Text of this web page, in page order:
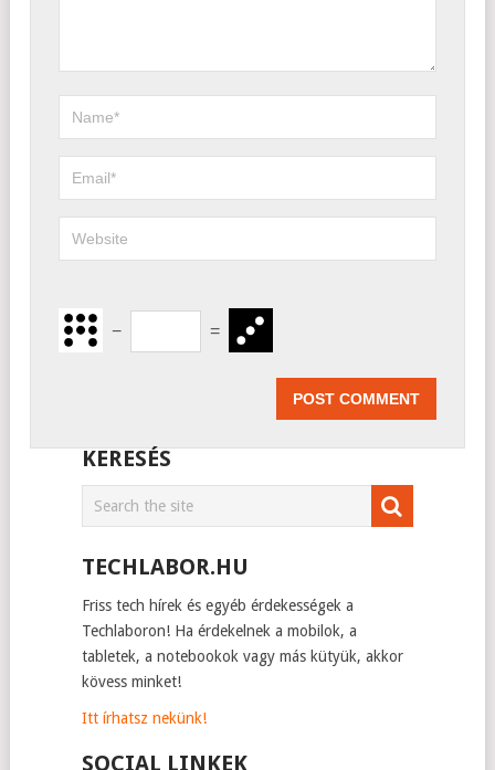
− =
KERESÉS
TECHLABOR.HU
Friss tech hírek és egyéb érdekességek a
Techlaboron! Ha érdekelnek a mobilok, a
tabletek, a notebookok vagy más kütyük, akkor
kövess minket!
Itt írhatsz nekünk!
SOCIAL LINKEK